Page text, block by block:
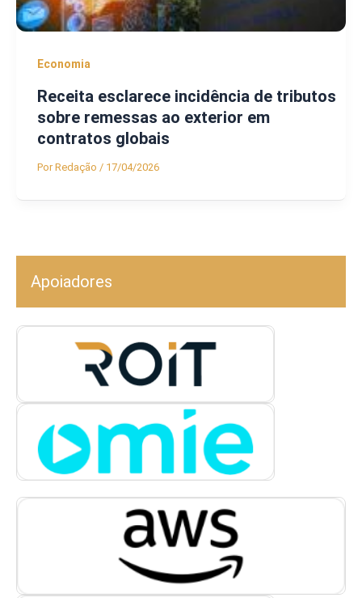
Economia
Receita esclarece incidência de tributos
sobre remessas ao exterior em
contratos globais
PorRedação / 17/04/2026
Apoiadores